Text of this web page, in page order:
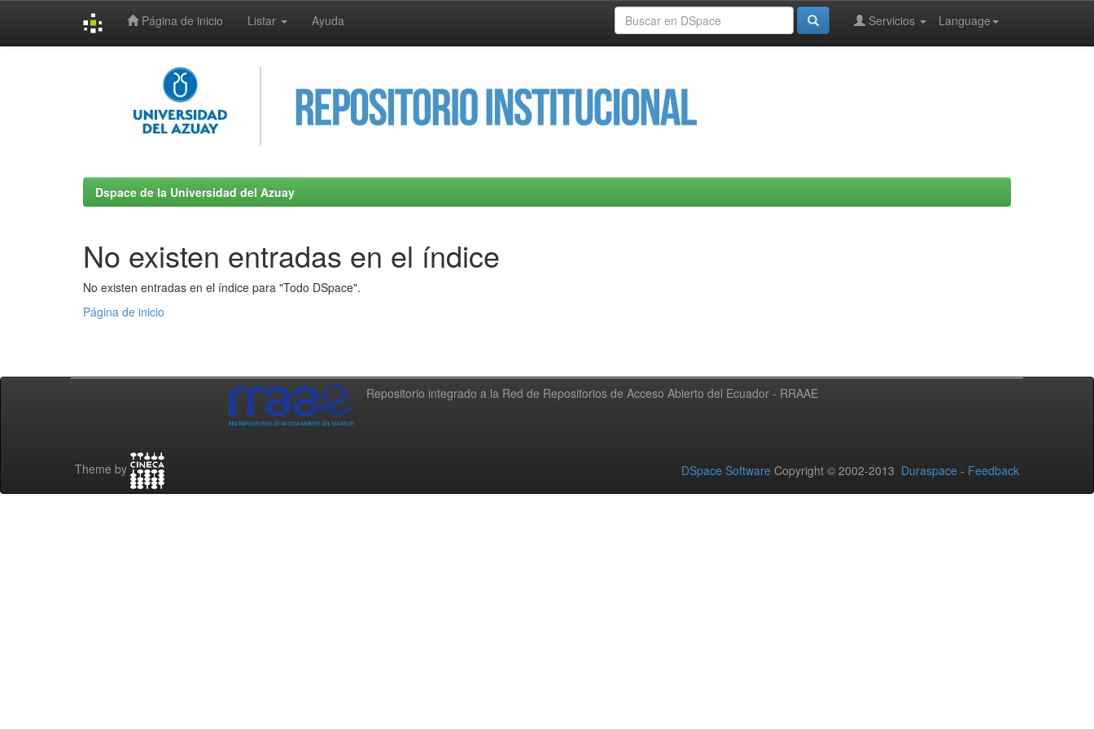
Página de inicio Listar Ayuda Language
Servicios
Dspace de la Universidad del Azuay
No existen entradas en el índice
No existen entradas en el índice para "Todo DSpace".
Página de inicio
Repositorio integrado a la Red de Repositorios de Acceso Abierto del Ecuador - RRAAE
Theme by DSpace Software Copyright © 2002-2013 Duraspace - Feedback